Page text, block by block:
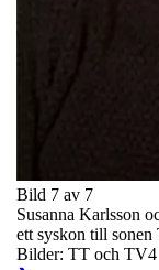
Bild 7 av 7
Susanna Karlsson
ett syskon till sonen
Bilder: TT och TV4